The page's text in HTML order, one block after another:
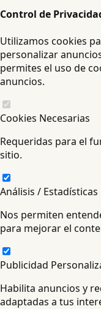
Control de
Utilizamos cookies
personalizar
permites el uso de
anuncios.
Cookies Necesarias
Requeridas para el
sitio.
Análisis / Estadísticas
Nos permiten
para mejorar el
Publicidad
Habilita anuncios y
adaptadas a tus